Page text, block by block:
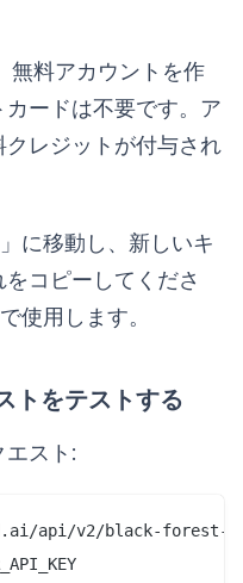
無料アカウントを作
ードは不要です。ア
レジットが付与され
に移動し、新しいキ
コピーしてくださ
使用します。
トをテストする
スト:
api/v2/black-forest-